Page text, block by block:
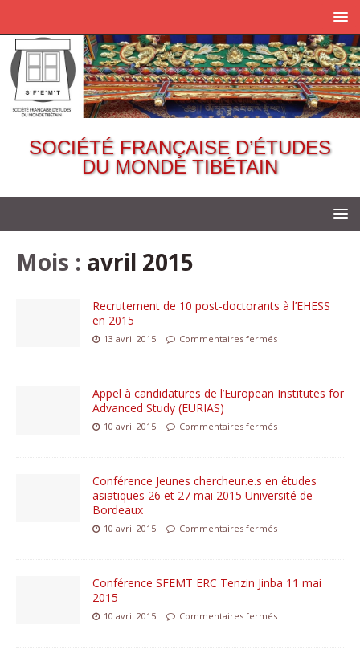
SOCIÉTÉ FRANÇAISE D’ÉTUDES
DU MONDE TIBÉTAIN
Mois : avril 2015
Recrutement de 10 post-doctorants à l’EHESS
en 2015
13 avril 2015 Commentaires fermés
Appel à candidatures de l’European Institutes for
Advanced Study (EURIAS)
10 avril 2015 Commentaires fermés
Conférence Jeunes chercheur.e.s en études
asiatiques 26 et 27 mai 2015 Université de
Bordeaux
10 avril 2015 Commentaires fermés
Conférence SFEMT ERC Tenzin Jinba 11 mai
2015
10 avril 2015 Commentaires fermés